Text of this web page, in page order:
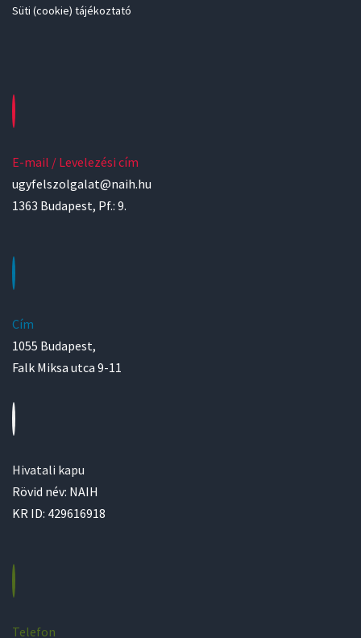
Süti (cookie) tájékoztató
E-mail / Levelezési cím
ugyfelszolgalat@naih.hu
1363 Budapest, Pf.: 9.
Cím
1055 Budapest,
Falk Miksa utca 9-11
Hivatali kapu
Rövid név: NAIH
KR ID: 429616918
Telefon